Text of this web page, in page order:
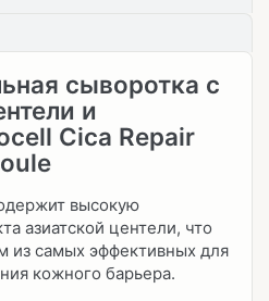
сыворотка с
и
Cica Repair
высокую
азиатской центели, что
из самых эффективных для
кожного барьера.